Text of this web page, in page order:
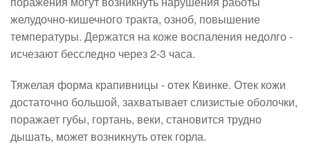
желудочно-кишечного тракта, озноб, повышение
температуры. Держатся на коже воспаления недолго -
исчезают бесследно через 2-3 часа.
Тяжелая форма крапивницы - отек Квинке. Отек кожи
достаточно большой, захватывает слизистые оболочки,
поражает губы, гортань, веки, становится трудно
дышать, может возникнуть отек горла.